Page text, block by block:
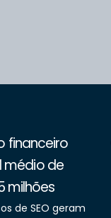
financeiro
médio de
milhões
de SEO geram